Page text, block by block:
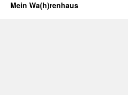
Mein Wa(h)renhaus